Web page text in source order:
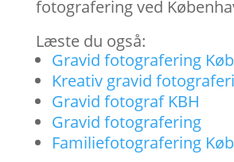
fotografering ved
Læste du også:
Gravid fotografering
Kreativ gravid
Gravid fotograf KBH
Gravid fotografering
Familiefotografering